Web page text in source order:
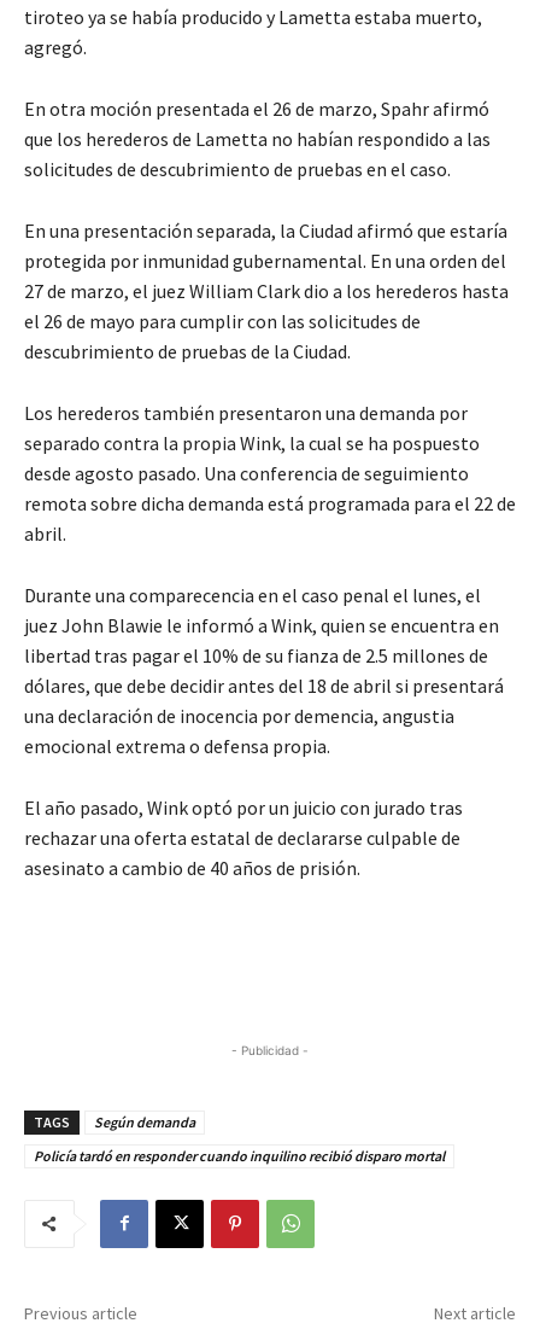
tiroteo ya se había producido y Lametta estaba muerto,
agregó.
En otra moción presentada el 26 de marzo, Spahr afirmó
que los herederos de Lametta no habían respondido a las
solicitudes de descubrimiento de pruebas en el caso.
En una presentación separada, la Ciudad afirmó que estaría
protegida por inmunidad gubernamental. En una orden del
27 de marzo, el juez William Clark dio a los herederos hasta
el 26 de mayo para cumplir con las solicitudes de
descubrimiento de pruebas de la Ciudad.
Los herederos también presentaron una demanda por
separado contra la propia Wink, la cual se ha pospuesto
desde agosto pasado. Una conferencia de seguimiento
remota sobre dicha demanda está programada para el 22 de
abril.
Durante una comparecencia en el caso penal el lunes, el
juez John Blawie le informó a Wink, quien se encuentra en
libertad tras pagar el 10% de su fianza de 2.5 millones de
dólares, que debe decidir antes del 18 de abril si presentará
una declaración de inocencia por demencia, angustia
emocional extrema o defensa propia.
El año pasado, Wink optó por un juicio con jurado tras
rechazar una oferta estatal de declararse culpable de
asesinato a cambio de 40 años de prisión.
- Publicidad -
TAGS
Según demanda
Policía tardó en responder cuando inquilino recibió disparo mortal
Previous article Next article